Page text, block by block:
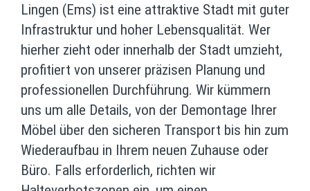
Lingen (Ems) ist eine attraktive Stadt mit guter
Infrastruktur und hoher Lebensqualität. Wer
hierher zieht oder innerhalb der Stadt umzieht,
profitiert von unserer präzisen Planung und
professionellen Durchführung. Wir kümmern
uns um alle Details, von der Demontage Ihrer
Möbel über den sicheren Transport bis hin zum
Wiederaufbau in Ihrem neuen Zuhause oder
Büro. Falls erforderlich, richten wir